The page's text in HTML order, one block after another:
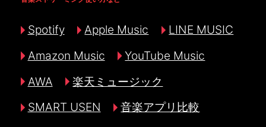
Spotify Apple Music
LINE MUSIC
Amazon Music
YouTube Music
AWA
楽天ミュージック
SMART USEN
音楽アプリ比較